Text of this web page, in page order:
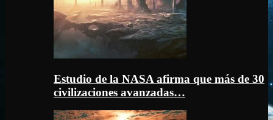
Estudio de la NASA afirma que más de 30
civilizaciones avanzadas…